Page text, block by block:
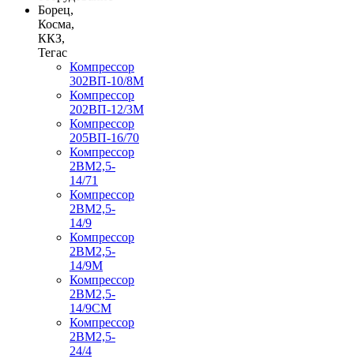
Борец,
Косма,
ККЗ,
Тегас
Компрессор
302ВП-10/8М
Компрессор
202ВП-12/3М
Компрессор
205ВП-16/70
Компрессор
2ВМ2,5-
14/71
Компрессор
2ВМ2,5-
14/9
Компрессор
2ВМ2,5-
14/9М
Компрессор
2ВМ2,5-
14/9СМ
Компрессор
2ВМ2,5-
24/4